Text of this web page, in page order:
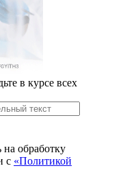
в курсе всех
обработку
с «Политикой